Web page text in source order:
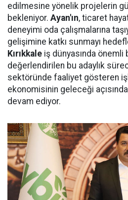
edilmesine yönelik projelerin
bekleniyor. Ayan'ın, ticaret
deneyimi oda çalışmalarına
gelişimine katkı sunmayı
Kırıkkale iş dünyasında
değerlendirilen bu adaylık
sektöründe faaliyet gösteren
ekonomisinin geleceği
devam ediyor.